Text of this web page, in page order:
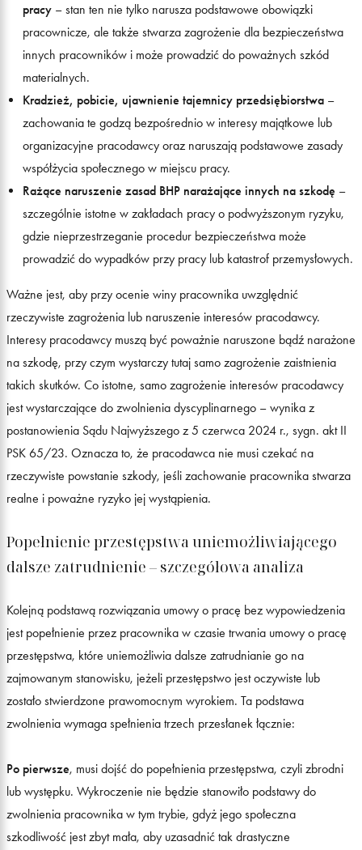
pracy – stan ten nie tylko narusza podstawowe obowiązki
pracownicze, ale także stwarza zagrożenie dla bezpieczeństwa
innych pracowników i może prowadzić do poważnych szkód
materialnych.
Kradzież, pobicie, ujawnienie tajemnicy przedsiębiorstwa –
zachowania te godzą bezpośrednio w interesy majątkowe lub
organizacyjne pracodawcy oraz naruszają podstawowe zasady
współżycia społecznego w miejscu pracy.
Rażące naruszenie zasad BHP narażające innych na szkodę –
szczególnie istotne w zakładach pracy o podwyższonym ryzyku,
gdzie nieprzestrzeganie procedur bezpieczeństwa może
prowadzić do wypadków przy pracy lub katastrof przemysłowych.
Ważne jest, aby przy ocenie winy pracownika uwzględnić
rzeczywiste zagrożenia lub naruszenie interesów pracodawcy.
Interesy pracodawcy muszą być poważnie naruszone bądź narażone
na szkodę, przy czym wystarczy tutaj samo zagrożenie zaistnienia
takich skutków. Co istotne, samo zagrożenie interesów pracodawcy
jest wystarczające do zwolnienia dyscyplinarnego – wynika z
postanowienia Sądu Najwyższego z 5 czerwca 2024 r., sygn. akt II
PSK 65/23. Oznacza to, że pracodawca nie musi czekać na
rzeczywiste powstanie szkody, jeśli zachowanie pracownika stwarza
realne i poważne ryzyko jej wystąpienia.
Popełnienie przestępstwa uniemożliwiającego
dalsze zatrudnienie – szczegółowa analiza
Kolejną podstawą rozwiązania umowy o pracę bez wypowiedzenia
jest popełnienie przez pracownika w czasie trwania umowy o pracę
przestępstwa, które uniemożliwia dalsze zatrudnianie go na
zajmowanym stanowisku, jeżeli przestępstwo jest oczywiste lub
zostało stwierdzone prawomocnym wyrokiem. Ta podstawa
zwolnienia wymaga spełnienia trzech przesłanek łącznie:
Po pierwsze, musi dojść do popełnienia przestępstwa, czyli zbrodni
lub występku. Wykroczenie nie będzie stanowiło podstawy do
zwolnienia pracownika w tym trybie, gdyż jego społeczna
szkodliwość jest zbyt mała, aby uzasadnić tak drastyczne